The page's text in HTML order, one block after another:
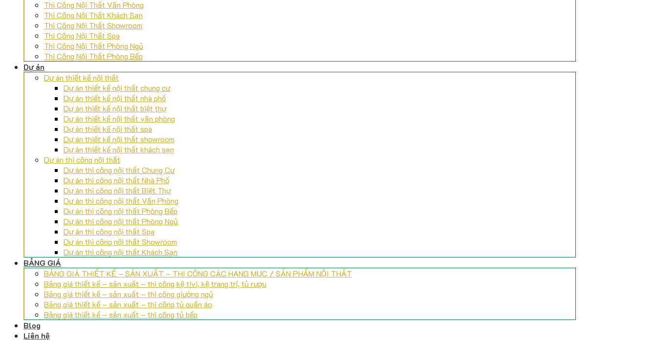
Thi Công Nội Thất Văn Phòng
Thi Công Nội Thất Khách Sạn
Thi Công Nội Thất Showroom
Thi Công Nội Thất Spa
Thi Công Nội Thất Phòng Ngủ
Thi Công Nội Thất Phòng Bếp
Dự án
Dự án thiết kế nội thất
Dự án thiết kế nội thất chung cư
Dự án thiết kế nội thất nhà phố
Dự án thiết kế nội thất biệt thự
Dự án thiết kế nội thất văn phòng
Dự án thiết kế nội thất spa
Dự án thiết kế nội thất showroom
Dự án thiết kế nội thất khách sạn
Dự án thi công nội thất
Dự án thi công nội thất Chung Cư
Dự án thi công nội thất Nhà Phố
Dự án thi công nội thất Biệt Thự
Dự án thi công nội thất Văn Phòng
Dự án thi công nội thất Phòng Bếp
Dự án thi công nội thất Phòng Ngủ
Dự án thi công nội thất Spa
Dự án thi công nội thất Showroom
Dự án thi công nội thất Khách Sạn
BẢNG GIÁ
BẢNG GIÁ THIẾT KẾ – SẢN XUẤT – THI CÔNG CÁC HẠNG MỤC / SẢN PHẨM NỘI THẤT
Bảng giá thiết kế – sản xuất – thi công kệ tivi, kệ trang trí, tủ rượu
Bảng giá thiết kế – sản xuất – thi công giường ngủ
Bảng giá thiết kế – sản xuất – thi công tủ quần áo
Bảng giá thiết kế – sản xuất – thi công tủ bếp
Blog
Liên hệ